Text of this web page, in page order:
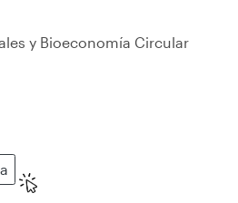
y Bioeconomía Circular